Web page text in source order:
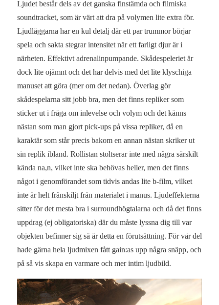
Ljudet består dels av det ganska finstämda och filmiska
soundtracket, som är värt att dra på volymen lite extra för.
Ljudläggarna har en kul detalj där ett par trummor börjar
spela och sakta stegrar intensitet när ett farligt djur är i
närheten. Effektivt adrenalinpumpande. Skådespeleriet är
dock lite ojämnt och det har delvis med det lite klyschiga
manuset att göra (mer om det nedan). Överlag gör
skådespelarna sitt jobb bra, men det finns repliker som
sticker ut i fråga om inlevelse och volym och det känns
nästan som man gjort pick-ups på vissa repliker, då en
karaktär som står precis bakom en annan nästan skriker ut
sin replik ibland. Rollistan stoltserar inte med några särskilt
kända na,n, vilket inte ska behövas heller, men det finns
något i genomförandet som tidvis andas lite b-film, vilket
inte är helt frånskiljt från materialet i manus. Ljudeffekterna
sitter för det mesta bra i surroundhögtalarna och då det finns
uppdrag (ej obligatoriska) där du måste lyssna dig till var
objekten befinner sig så är detta en förutsättning. För vår del
hade gärna hela ljudmixen fått gain:as upp några snäpp, och
på så vis skapa en varmare och mer intim ljudbild.